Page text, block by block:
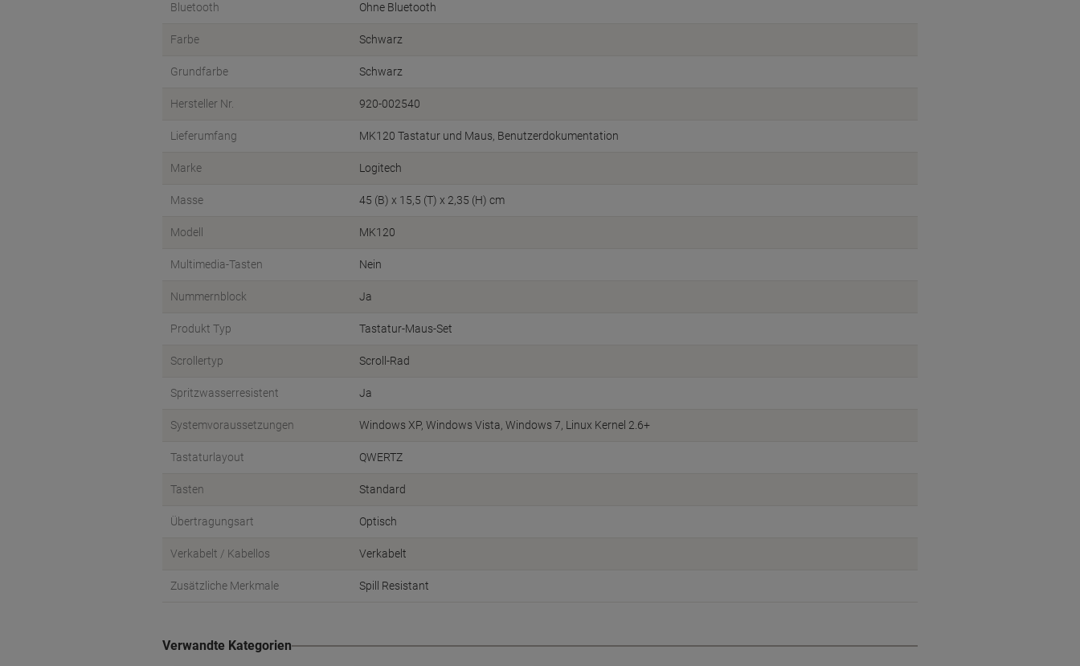
Bluetooth Ohne Bluetooth
Farbe Schwarz
Grundfarbe Schwarz
Hersteller Nr. 920-002540
Lieferumfang MK120 Tastatur und Maus, Benutzerdokumentation
Marke Logitech
Masse 45 (B) x 15,5 (T) x 2,35 (H) cm
Modell MK120
Multimedia-Tasten Nein
Nummernblock Ja
Produkt Typ Tastatur-Maus-Set
Scrollertyp Scroll-Rad
Spritzwasserresistent Ja
Systemvoraussetzungen Windows XP, Windows Vista, Windows 7, Linux Kernel 2.6+
Tastaturlayout QWERTZ
Tasten Standard
Übertragungsart Optisch
Verkabelt / Kabellos Verkabelt
Zusätzliche Merkmale Spill Resistant
Verwandte Kategorien